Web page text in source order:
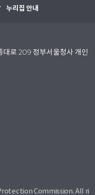
누리집 안내
대로 209 정부서울청사 개인
Commission. All ri